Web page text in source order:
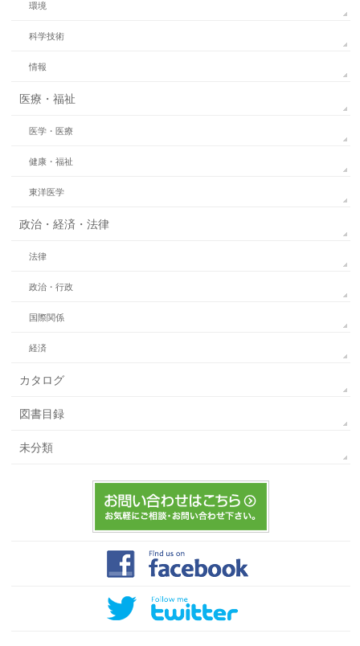
環境
科学技術
情報
医療・福祉
医学・医療
健康・福祉
東洋医学
政治・経済・法律
法律
政治・行政
国際関係
経済
カタログ
図書目録
未分類